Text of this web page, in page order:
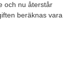
och nu återstår
beräknas vara